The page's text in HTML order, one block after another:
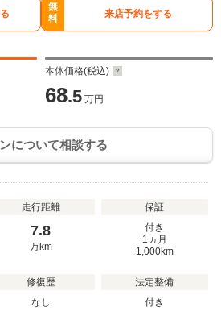
無
料
来店予約をする
本体価格(税込)
68.5 万円
について相談する
走行距離
7.8
万km
保証
付き
1ヵ月
1,000km
修復歴
なし
法定整備
付き